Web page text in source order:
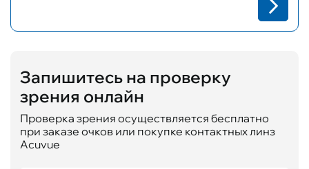
Запишитесь на проверку
зрения онлайн
Проверка зрения осуществляется бесплатно
при заказе очков или покупке контактных линз
Acuvue